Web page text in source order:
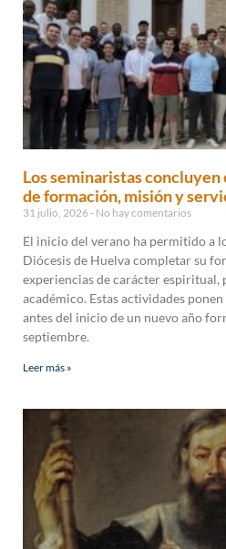
Los seminaristas concluyen
de formación, misión y
31 julio, 2026 No hay comentarios
El inicio del verano ha permitido a
Diócesis de Huelva completar su
experiencias de carácter espiritual,
académico. Estas actividades
antes del inicio de un nuevo año
septiembre.
Leer más »